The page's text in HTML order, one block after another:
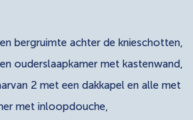
bergruimte achter de knieschotten,
ouderslaapkamer met kastenwand,
2 met een dakkapel en alle met
met inloopdouche,